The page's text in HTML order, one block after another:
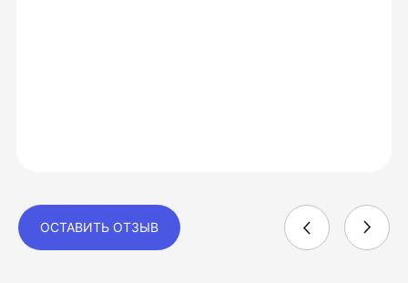
ОСТАВИТЬ ОТЗЫВ